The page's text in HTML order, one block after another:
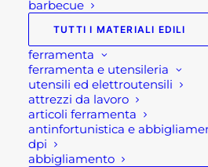
barbecue
TUTTI I MATERIALI EDILI
ferramenta
ferramenta e utensileria
utensili ed elettroutensili
attrezzi da lavoro
articoli ferramenta
antinfortunistica e
dpi
abbigliamento
fondamentale prendersi
proprie scarpe.
efficienza e la propria
Come prendersi
delle proprie